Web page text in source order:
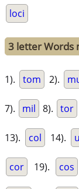
loci
3 letter Words
1). tom 2).
7). mil 8). tor
13). col 14).
cor 19). cos